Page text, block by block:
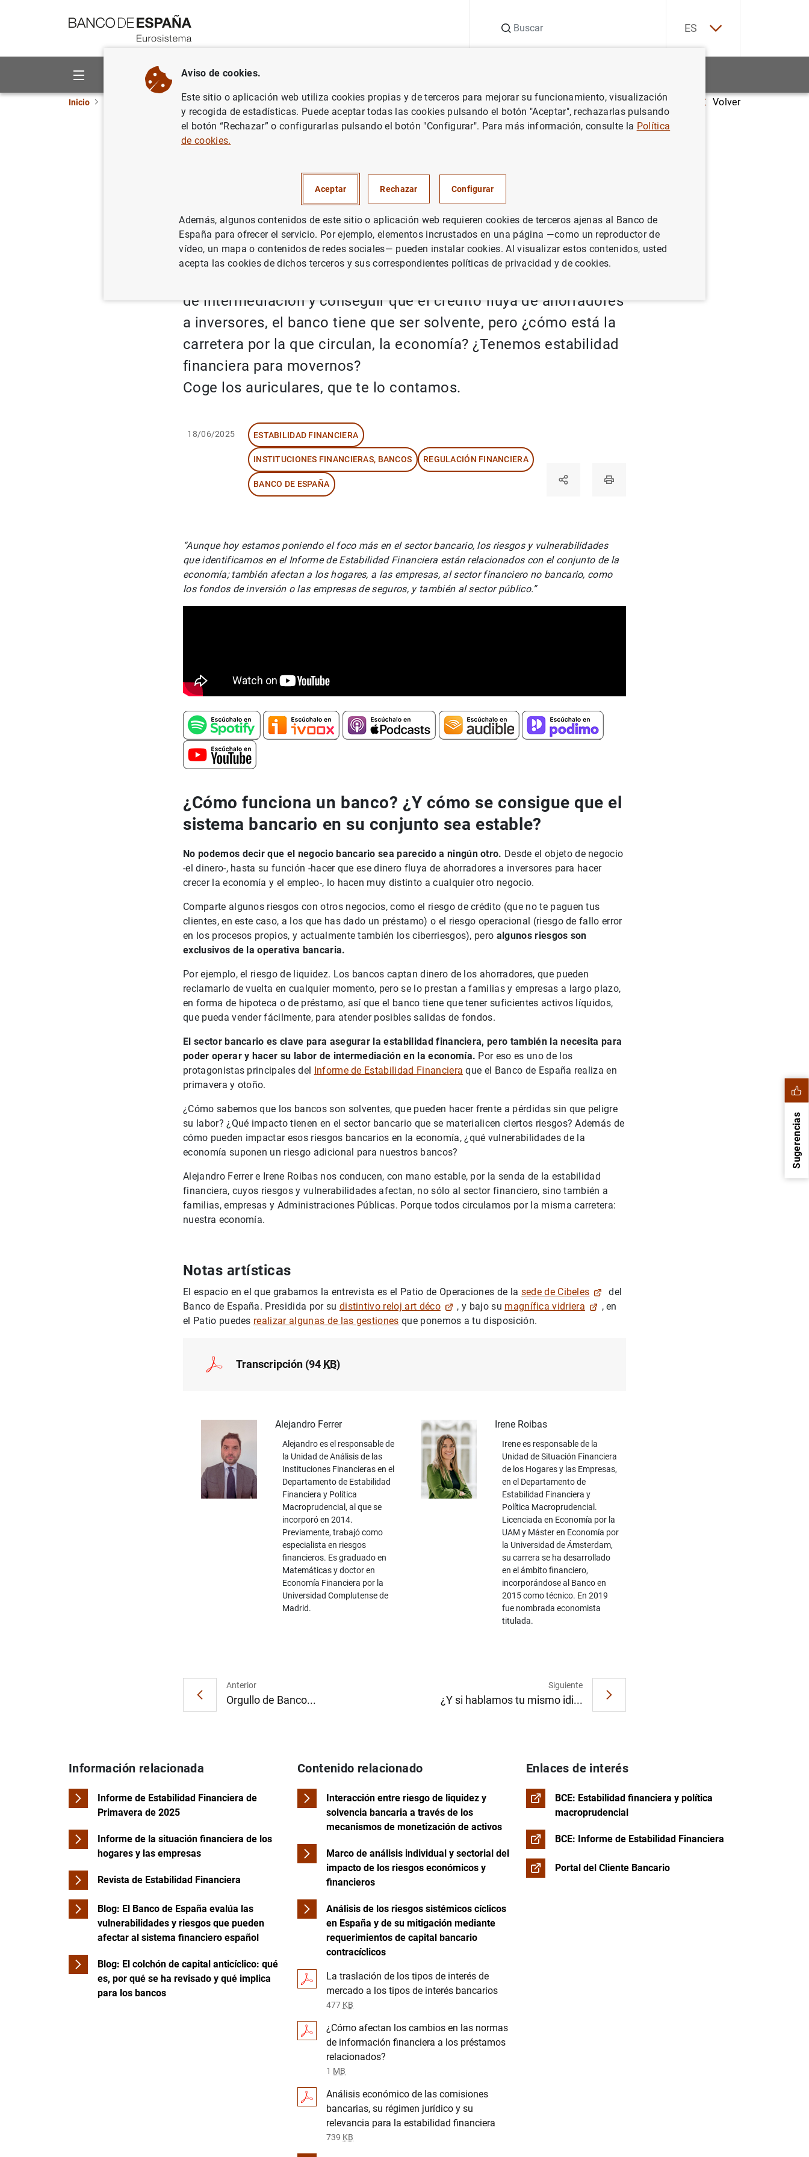
ES
Sobre el Banco Áreas de actuación
Inicio CIENxCIEN Podcast Estabilidad financiera, la ITV de la banca Volver
Estabilidad financiera, la ITV de la banca
Para poder circular con seguridad, necesitamos tener un buen
coche, bien mantenido. Pero también necesitamos que las
carreteras sean buenas y las circunstancias, favorables.
de intermediación y conseguir que el crédito fluya de ahorradores
a inversores, el banco tiene que ser solvente, pero ¿cómo está la
carretera por la que circulan, la economía? ¿Tenemos estabilidad
financiera para movernos?
Coge los auriculares, que te lo contamos.
18/06/2025 ESTABILIDAD FINANCIERA
INSTITUCIONES FINANCIERAS, BANCOS REGULACIÓN FINANCIERA
BANCO DE ESPAÑA
“Aunque hoy estamos poniendo el foco más en el sector bancario, los riesgos y vulnerabilidades
que identificamos en el Informe de Estabilidad Financiera están relacionados con el conjunto de la
economía; también afectan a los hogares, a las empresas, al sector financiero no bancario, como
los fondos de inversión o las empresas de seguros, y también al sector público.”
¿Cómo funciona un banco? ¿Y cómo se consigue que el
sistema bancario en su conjunto sea estable?
No podemos decir que el negocio bancario sea parecido a ningún otro. Desde el objeto de negocio
-el dinero-, hasta su función -hacer que ese dinero fluya de ahorradores a inversores para hacer
crecer la economía y el empleo-, lo hacen muy distinto a cualquier otro negocio.
Comparte algunos riesgos con otros negocios, como el riesgo de crédito (que no te paguen tus
clientes, en este caso, a los que has dado un préstamo) o el riesgo operacional (riesgo de fallo error
en los procesos propios, y actualmente también los ciberriesgos), pero algunos riesgos son
exclusivos de la operativa bancaria.
Por ejemplo, el riesgo de liquidez. Los bancos captan dinero de los ahorradores, que pueden
reclamarlo de vuelta en cualquier momento, pero se lo prestan a familias y empresas a largo plazo,
en forma de hipoteca o de préstamo, así que el banco tiene que tener suficientes activos líquidos,
que pueda vender fácilmente, para atender posibles salidas de fondos.
El sector bancario es clave para asegurar la estabilidad financiera, pero también la necesita para
poder operar y hacer su labor de intermediación en la economía. Por eso es uno de los
protagonistas principales del Informe de Estabilidad Financiera que el Banco de España realiza en
primavera y otoño.
¿Cómo sabemos que los bancos son solventes, que pueden hacer frente a pérdidas sin que peligre
su labor? ¿Qué impacto tienen en el sector bancario que se materialicen ciertos riesgos? Además de
cómo pueden impactar esos riesgos bancarios en la economía, ¿qué vulnerabilidades de la
economía suponen un riesgo adicional para nuestros bancos?
Alejandro Ferrer e Irene Roibas nos conducen, con mano estable, por la senda de la estabilidad
financiera, cuyos riesgos y vulnerabilidades afectan, no sólo al sector financiero, sino también a
familias, empresas y Administraciones Públicas. Porque todos circulamos por la misma carretera:
nuestra economía.
Notas artísticas
El espacio en el que grabamos la entrevista es el Patio de Operaciones de la sede de Cibeles
del
Banco de España. Presidida por su distintivo reloj art déco , y bajo su magnífica vidriera
, en
el Patio puedes realizar algunas de las gestiones que ponemos a tu disposición.
Transcripción (94 KB)
Alejandro Ferrer
Alejandro es el responsable de
la Unidad de Análisis de las
Instituciones Financieras en el
Departamento de Estabilidad
Financiera y Política
Macroprudencial, al que se
incorporó en 2014.
Previamente, trabajó como
especialista en riesgos
financieros. Es graduado en
Matemáticas y doctor en
Economía Financiera por la
Universidad Complutense de
Madrid.
Irene Roibas
Irene es responsable de la
Unidad de Situación Financiera
de los Hogares y las Empresas,
en el Departamento de
Estabilidad Financiera y
Política Macroprudencial.
Licenciada en Economía por la
UAM y Máster en Economía por
la Universidad de Ámsterdam,
su carrera se ha desarrollado
en el ámbito financiero,
incorporándose al Banco en
2015 como técnico. En 2019
fue nombrada economista
titulada.
Anterior
Orgullo de Banco...
Siguiente
¿Y si hablamos tu mismo idi...
Información relacionada
Informe de Estabilidad Financiera de
Primavera de 2025
Informe de la situación financiera de los
hogares y las empresas
Revista de Estabilidad Financiera
Blog: El Banco de España evalúa las
vulnerabilidades y riesgos que pueden
afectar al sistema financiero español
Blog: El colchón de capital anticíclico: qué
es, por qué se ha revisado y qué implica
para los bancos
Contenido relacionado
Interacción entre riesgo de liquidez y
solvencia bancaria a través de los
mecanismos de monetización de activos
Marco de análisis individual y sectorial del
impacto de los riesgos económicos y
financieros
Análisis de los riesgos sistémicos cíclicos
en España y de su mitigación mediante
requerimientos de capital bancario
contracíclicos
La traslación de los tipos de interés de
mercado a los tipos de interés bancarios
477 KB
¿Cómo afectan los cambios en las normas
de información financiera a los préstamos
relacionados?
1 MB
Análisis económico de las comisiones
bancarias, su régimen jurídico y su
relevancia para la estabilidad financiera
739 KB
Enlaces de interés
BCE: Estabilidad financiera y política
macroprudencial
BCE: Informe de Estabilidad Financiera
Portal del Cliente Bancario
Sugerencias
Aviso de cookies.
Este sitio o aplicación web utiliza cookies propias y de terceros para mejorar su funcionamiento, visualización
y recogida de estadísticas. Puede aceptar todas las cookies pulsando el botón "Aceptar", rechazarlas pulsando
el botón “Rechazar” o configurarlas pulsando el botón "Configurar". Para más información, consulte la Política
de cookies.
Aceptar Rechazar Configurar
Además, algunos contenidos de este sitio o aplicación web requieren cookies de terceros ajenas al Banco de
España para ofrecer el servicio. Por ejemplo, elementos incrustados en una página —como un reproductor de
vídeo, un mapa o contenidos de redes sociales— pueden instalar cookies. Al visualizar estos contenidos, usted
acepta las cookies de dichos terceros y sus correspondientes políticas de privacidad y de cookies.